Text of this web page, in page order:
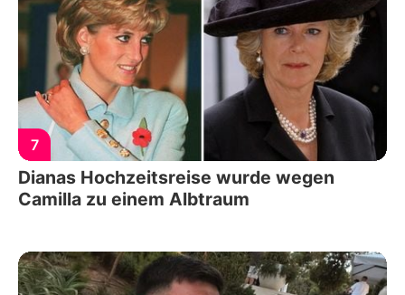
7
Dianas Hochzeitsreise wurde wegen
Camilla zu einem Albtraum